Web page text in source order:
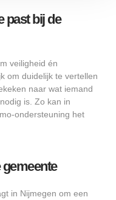
past bij de
veiligheid én
om duidelijk te vertellen
naar wat iemand
is. Zo kan in
ondersteuning het
in Nijmegen om een